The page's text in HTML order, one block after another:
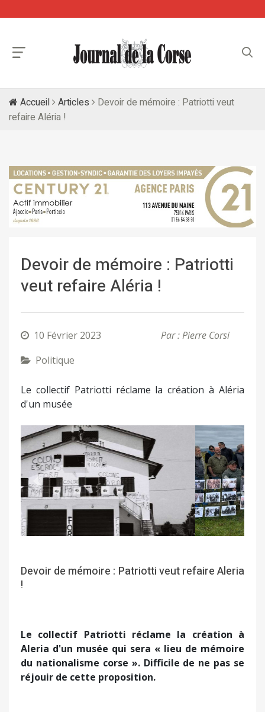
Accueil Articles
Devoir de mémoire : Patriotti veut
refaire Aléria !
Devoir de mémoire : Patriotti
veut refaire Aléria !
10 Février 2023
Par : Pierre Corsi
Politique
Le collectif Patriotti réclame la création à Aléria
d'un musée
Précédent Suivant
Devoir de mémoire : Patriotti veut refaire Aleria
!
Le collectif Patriotti réclame la création à
Aleria d'un musée qui sera « lieu de mémoire
du nationalisme corse ». Difficile de ne pas se
réjouir de cette proposition.